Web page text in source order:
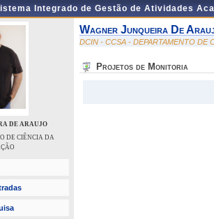
Integrado de Gestão de Atividades
DE ARAUJO
DE CIÊNCIA DA
Wagner Junqueira De
DCIN - CCSA - DEPARTAMENTO DE
Projetos de Monitoria